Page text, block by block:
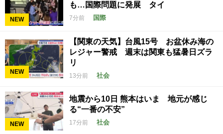
NEW
も…国際問題に発展 タイ
7分前 国際
NEW
【関東の天気】台風15号 お盆休み海の
レジャー警戒 週末は関東も猛暑日ズラ
リ
13分前 社会
NEW
地震から10日 熊本はいま 地元が感じ
る“一番の不安”
17分前 社会